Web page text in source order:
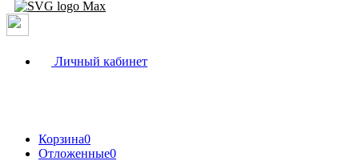
Личный кабинет
Корзина0
Отложенные0